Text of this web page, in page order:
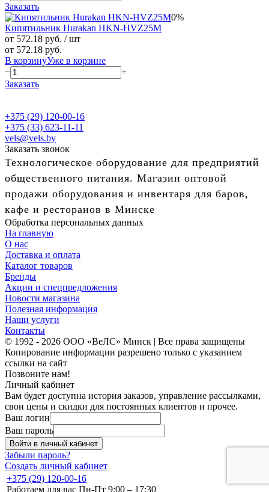
Заказать
0%
Кипятильник Hurakan HKN-HVZ25M
от 572.18 руб. / шт
от 572.18 руб.
В корзинуУже в корзине
−
+
Заказать
+375 (29) 120-00-16
+375 (33) 623-11-11
vels@vels.by
Заказать звонок
Технологическое оборудование для предприятий
общественного питания. Магазин оптовой
продажи оборудования и инвентаря для баров,
кафе и ресторанов в Минске
Обработка персональных данных
На главную
О нас
Доставка и оплата
Каталог товаров
Бренды
Акции и спецпредложения
Новости магазина
Полезная информация
Наши услуги
Контакты
© 1992 - 2026 ООО «ВеЛС» Минск | Все права защищены
Копирование информации разрешено только с указанием
ссылки на сайт
Позвоните нам!
Личный кабинет
Вам будет доступна история заказов, управление рассылками,
свои цены и скидки для постоянных клиентов и прочее.
Ваш логин
Ваш пароль
Войти в личный кабинет
Забыли пароль?
Создать личный кабинет
+375 (29) 120-00-16
Работаем для вас Пн-Пт 9:00 – 17:30